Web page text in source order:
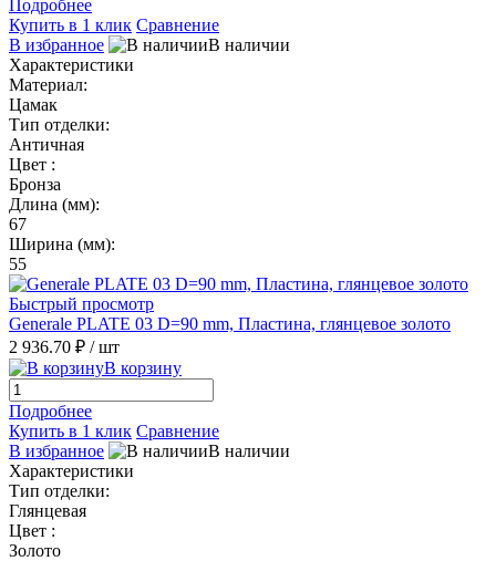
Подробнее
Купить в 1 клик Сравнение
В избранное
В наличии
Характеристики
Материал:
Цамак
Тип отделки:
Античная
Цвет :
Бронза
Длина (мм):
67
Ширина (мм):
55
Быстрый просмотр
Generale PLATE 03 D=90 mm, Пластина, глянцевое золото
2 936.70 ₽ / шт
В корзину
Подробнее
Купить в 1 клик Сравнение
В избранное
В наличии
Характеристики
Тип отделки:
Глянцевая
Цвет :
Золото